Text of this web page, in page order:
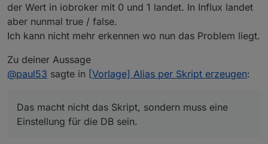
der Wert in iobroker mit 0 und 1 landet. In Influx landet
aber nunmal true / false.
Ich kann nicht mehr erkennen wo nun das Problem liegt.
Zu deiner Aussage
@paul53 sagte in [Vorlage] Alias per Skript erzeugen:
Das macht nicht das Skript, sondern muss eine
Einstellung für die DB sein.